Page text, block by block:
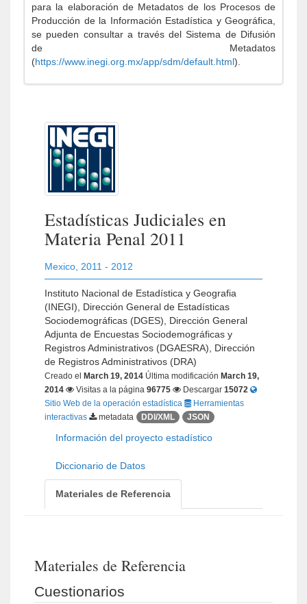
para la elaboración de Metadatos de los Procesos de
Producción de la Información Estadística y Geográfica,
se pueden consultar a través del Sistema de Difusión
de Metadatos
(https://www.inegi.org.mx/app/sdm/default.html).
Estadísticas Judiciales en
Materia Penal 2011
Mexico 2011 - 2012
Instituto Nacional de Estadística y Geografia
(INEGI), Dirección General de Estadísticas
Sociodemográficas (DGES), Dirección General
Adjunta de Encuestas Sociodemográficas y
Registros Administrativos (DGAESRA), Dirección
de Registros Administrativos (DRA)
Creado el March 19, 2014 Última modificación March 19,
2014
Visitas a la página 96775 Descargar 15072
Sitio Web de la operación estadística
Herramientas
interactivas
metadata DDI/XML JSON
Información del proyecto estadístico
Diccionario de Datos
Materiales de Referencia
Materiales de Referencia
Cuestionarios